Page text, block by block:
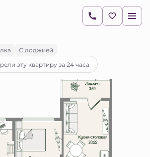
15 686 060 руб.
С лоджией
эту квартиру за 24 часа